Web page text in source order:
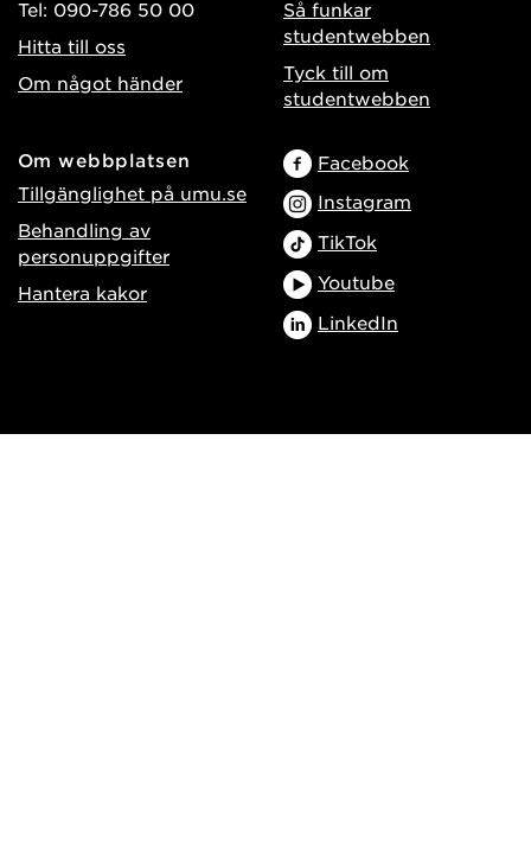
Tel: 090-786 50 00
Hitta till oss
Om något händer
Så funkar
studentwebben
Tyck till om
studentwebben
Om webbplatsen
Tillgänglighet på umu.se
Behandling av
personuppgifter
Hantera kakor
Facebook
Instagram
TikTok
Youtube
LinkedIn